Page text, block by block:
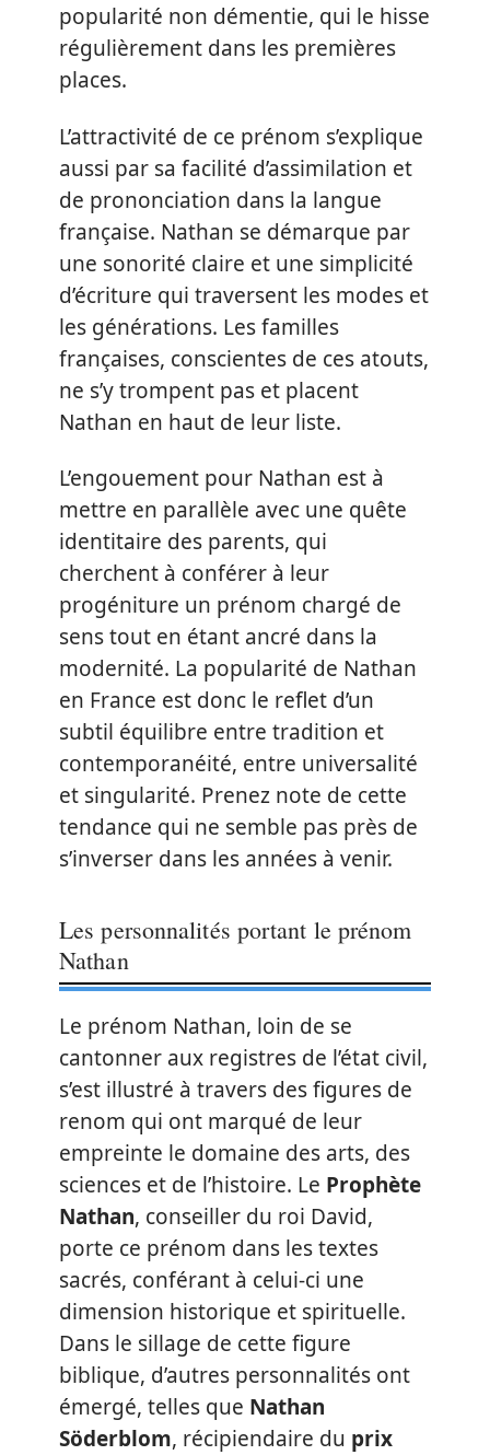
popularité non démentie, qui le hisse
régulièrement dans les premières
places.
L’attractivité de ce prénom s’explique
aussi par sa facilité d’assimilation et
de prononciation dans la langue
française. Nathan se démarque par
une sonorité claire et une simplicité
d’écriture qui traversent les modes et
les générations. Les familles
françaises, conscientes de ces atouts,
ne s’y trompent pas et placent
Nathan en haut de leur liste.
L’engouement pour Nathan est à
mettre en parallèle avec une quête
identitaire des parents, qui
cherchent à conférer à leur
progéniture un prénom chargé de
sens tout en étant ancré dans la
modernité. La popularité de Nathan
en France est donc le reflet d’un
subtil équilibre entre tradition et
contemporanéité, entre universalité
et singularité. Prenez note de cette
tendance qui ne semble pas près de
s’inverser dans les années à venir.
Les personnalités portant le prénom
Nathan
Le prénom Nathan, loin de se
cantonner aux registres de l’état civil,
s’est illustré à travers des figures de
renom qui ont marqué de leur
empreinte le domaine des arts, des
sciences et de l’histoire. Le Prophète
Nathan, conseiller du roi David,
porte ce prénom dans les textes
sacrés, conférant à celui-ci une
dimension historique et spirituelle.
Dans le sillage de cette figure
biblique, d’autres personnalités ont
émergé, telles que Nathan
Söderblom, récipiendaire du prix